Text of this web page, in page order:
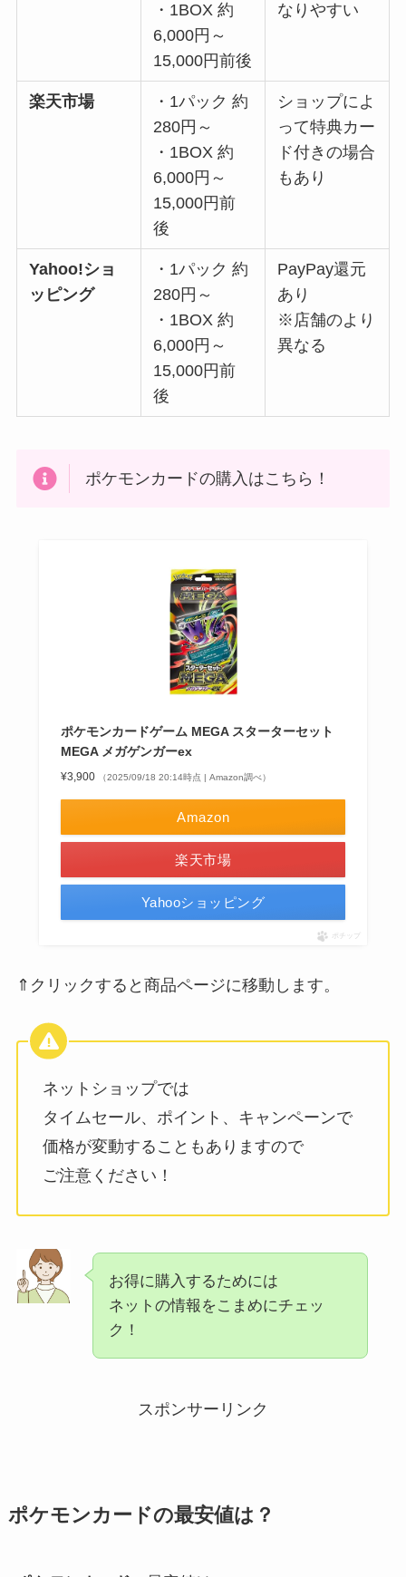
・1BOX 約
6,000円～
15,000円前後
なりやすい
楽天市場
・1パック 約
280円～
・1BOX 約
6,000円～
15,000円前
後
ショップによ
って特典カー
ド付きの場合
もあり
Yahoo!ショ
ッピング
・1パック 約
280円～
・1BOX 約
6,000円～
15,000円前
後
PayPay還元
あり
※店舗のより
異なる
ポケモンカードの購入はこちら！
ポケモンカードゲーム MEGA スターターセット
MEGA メガゲンガーex
¥3,900 （2025/09/18 20:14時点 | Amazon調べ）
Amazon
楽天市場
Yahooショッピング
ポチップ
⇑クリックすると商品ページに移動します。
ネットショップでは
タイムセール、ポイント、キャンペーンで
価格が変動することもありますので
ご注意ください！
お得に購入するためには
ネットの情報をこまめにチェッ
ク！
スポンサーリンク
ポケモンカードの最安値は？